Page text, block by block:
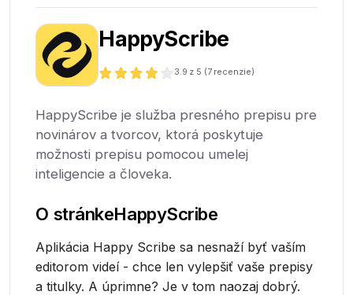
HappyScribe
3.9 z 5 (7 recenzie)
HappyScribe je služba presného prepisu pre
novinárov a tvorcov, ktorá poskytuje
možnosti prepisu pomocou umelej
inteligencie a človeka.
O stránkeHappyScribe
Aplikácia Happy Scribe sa nesnaží byť vaším
editorom videí - chce len vylepšiť vaše prepisy
a titulky. A úprimne? Je v tom naozaj dobrý.